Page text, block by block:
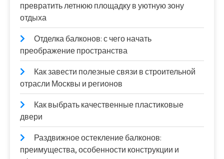
превратить летнюю площадку в уютную зону
отдыха
Отделка балконов: с чего начать
преображение пространства
Как завести полезные связи в строительной
отрасли Москвы и регионов
Как выбрать качественные пластиковые
двери
Раздвижное остекление балконов:
преимущества, особенности конструкции и